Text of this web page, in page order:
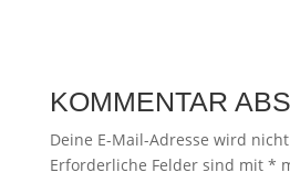
KOMMENTAR
Deine E-Mail-Adresse wird
Erforderliche Felder sind mit *